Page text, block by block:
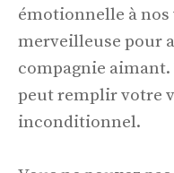
émotionnelle à nos
merveilleuse pour
compagnie
peut remplir votre
inconditionnel.